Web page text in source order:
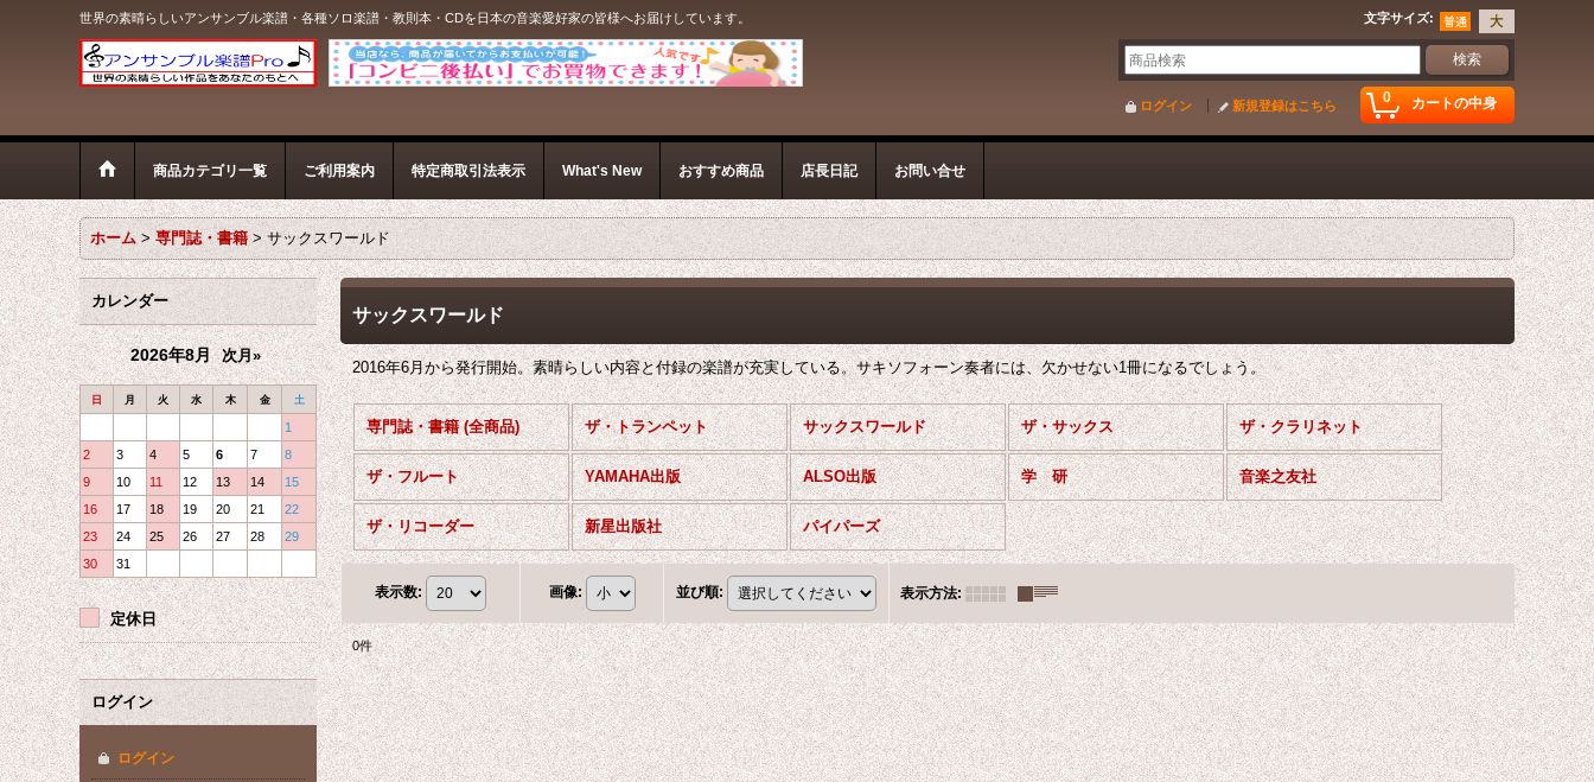
世界の素晴らしいアンサンブル楽譜・各種ソロ楽譜・教則本・CDを日本の音楽愛好家の皆様へお届けしています。 文字サイズ:
0 カートの中身
ログイン 新規登録はこちら
商品カテゴリ一覧 ご利用案内 特定商取引法表示 What's New おすすめ商品 店長日記 お問い合せ
ホーム > 専門誌・書籍 > サックスワールド
カレンダー
2026年8月 次月»
日 月 火 水 木 金 土
1
2
3 4 5 6 7
8
9
10 11 12 13 14
15
16
17 18 19 20 21
22
23
24 25 26 27 28
29
30
31
定休日
ログイン
ログイン
サックスワールド
2016年6月から発行開始。素晴らしい内容と付録の楽譜が充実している。サキソフォーン奏者には、欠かせない1冊になるでしょう。
専門誌・書籍 (全商品) ザ・トランペット サックスワールド ザ・サックス ザ・クラリネット
ザ・フルート YAMAHA出版 ALSO出版 学 研 音楽之友社
ザ・リコーダー 新星出版社 パイパーズ
表示数: 画像: 並び順: 表示方法:
0件